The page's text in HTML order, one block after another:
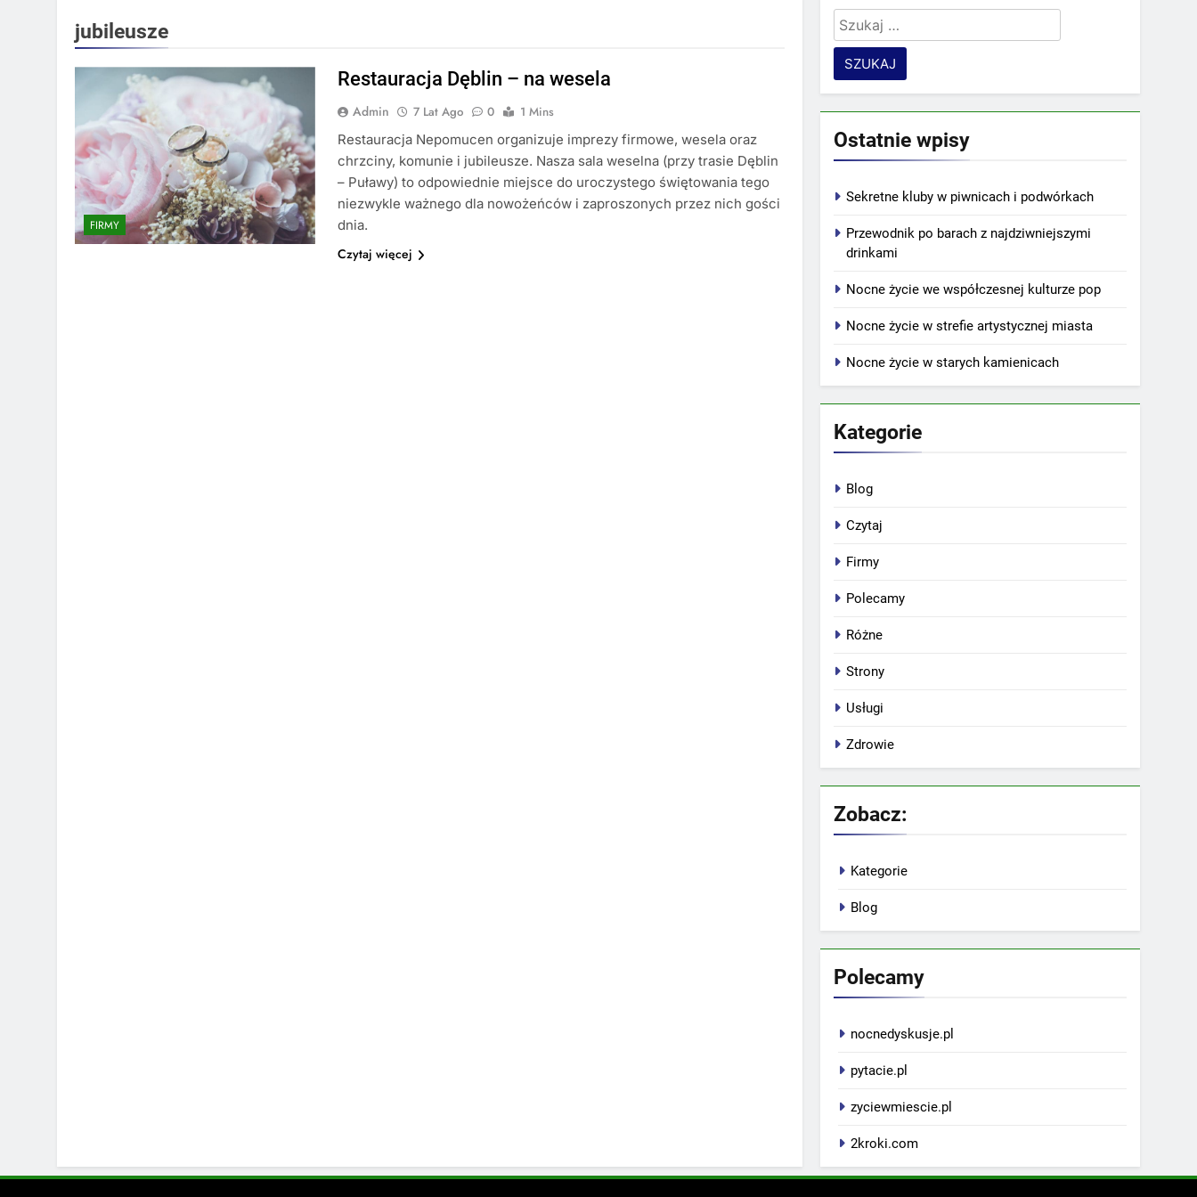
jubileusze
FIRMY
Restauracja Dęblin – na wesela
Admin 7 Lat Ago 0
1 Mins
Restauracja Nepomucen organizuje imprezy firmowe, wesela oraz
chrzciny, komunie i jubileusze. Nasza sala weselna (przy trasie Dęblin
– Puławy) to odpowiednie miejsce do uroczystego świętowania tego
niezwykle ważnego dla nowożeńców i zaproszonych przez nich gości
dnia.
Czytaj więcej
Szukaj:
Ostatnie wpisy
Sekretne kluby w piwnicach i podwórkach
Przewodnik po barach z najdziwniejszymi
drinkami
Nocne życie we współczesnej kulturze pop
Nocne życie w strefie artystycznej miasta
Nocne życie w starych kamienicach
Kategorie
Blog
Czytaj
Firmy
Polecamy
Różne
Strony
Usługi
Zdrowie
Zobacz:
Kategorie
Blog
Polecamy
nocnedyskusje.pl
pytacie.pl
zyciewmiescie.pl
2kroki.com